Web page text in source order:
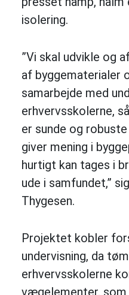
isolering.
”Vi skal udvikle og
af byggematerialer
samarbejde med
erhvervsskolerne,
er sunde og
giver mening i
hurtigt kan tages i
ude i samfundet,”
Thygesen.
Projektet kobler
undervisning, da
erhvervsskolerne
vægelementer,